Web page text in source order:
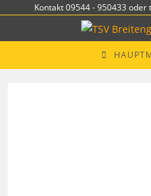
springen
Kontakt 09544 - 950433